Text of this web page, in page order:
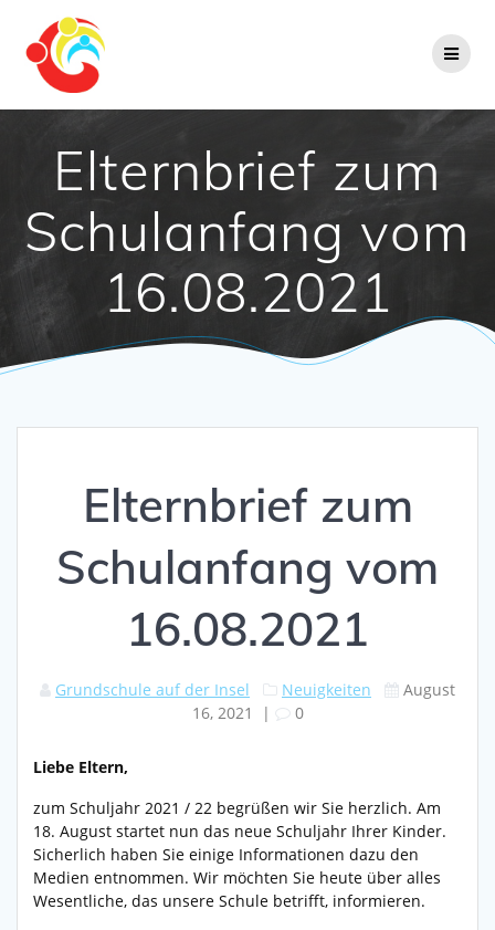
Elternbrief zum
Schulanfang vom
16.08.2021
Elternbrief zum
Schulanfang vom
16.08.2021
Grundschule auf der Insel Neuigkeiten
August
16, 2021
| 0
Liebe Eltern,
zum Schuljahr 2021 / 22 begrüßen wir Sie herzlich. Am
18. August startet nun das neue Schuljahr Ihrer Kinder.
Sicherlich haben Sie einige Informationen dazu den
Medien entnommen. Wir möchten Sie heute über alles
Wesentliche, das unsere Schule betrifft, informieren.